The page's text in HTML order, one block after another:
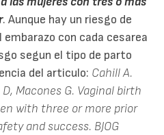
. Aunque hay un riesgo de
con cada cesarea
segun el tipo de parto
del articulo: Cahill A.
Macones G. Vaginal birth
with three or more prior
and success. BJOG